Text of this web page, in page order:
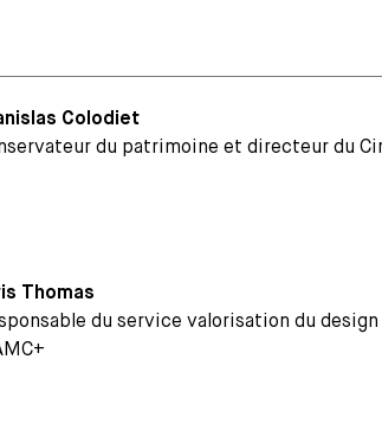
Colodiet
du patrimoine et directeur du
Thomas
du service valorisation du design